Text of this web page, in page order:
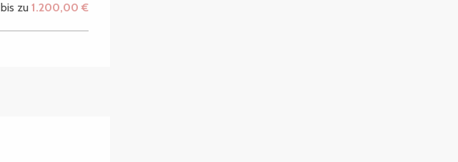
bis zu1.200,00 €